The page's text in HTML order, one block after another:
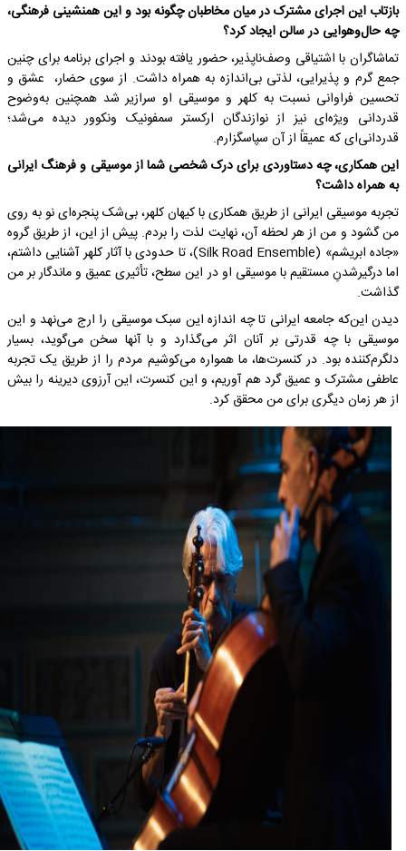
بازتاب این اجرای مشترک در میان مخاطبان چگونه بود و این همنشینی فرهنگی،
چه حال‌وهوایی در سالن ایجاد کرد؟
تماشاگران با اشتیاقی وصف‌ناپذیر، حضور یافته بودند و اجرای برنامه برای چنین
جمع گرم و پذیرایی، لذتی بی‌اندازه به همراه داشت. از سوی حضار، عشق و
تحسین فراوانی نسبت به کلهر و موسیقی او سرازیر شد همچنین به‌وضوح
قدردانی ویژه‌ای نیز از نوازندگان ارکستر سمفونیک ونکوور دیده می‌شد؛
قدردانی‌ای که عمیقاً از آن سپاسگزارم.
این همکاری، چه دستاوردی برای درک شخصی شما از موسیقی و فرهنگ ایرانی
به همراه داشت؟
تجربه موسیقی ایرانی از طریق همکاری با کیهان کلهر، بی‌شک پنجره‌ای نو به روی
من گشود و من از هر لحظه آن، نهایت لذت را بردم. پیش از این، از طریق گروه
«جاده ابریشم» (Silk Road Ensemble)، تا حدودی با آثار کلهر آشنایی داشتم،
اما درگیرشدنِ مستقیم با موسیقی او در این سطح، تأثیری عمیق و ماندگار بر من
گذاشت.
دیدن این‌که جامعه ایرانی تا چه اندازه این سبک موسیقی را ارج می‌نهد و این
موسیقی با چه قدرتی بر آنان اثر می‌گذارد و با آنها سخن می‌گوید، بسیار
دلگرم‌کننده بود. در کنسرت‌ها، ما همواره می‌کوشیم مردم را از طریق یک تجربه
عاطفی مشترک و عمیق گرد هم آوریم، و این کنسرت، این آرزوی دیرینه را بیش
از هر زمان دیگری برای من محقق کرد.